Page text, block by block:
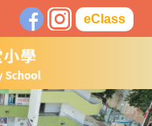
eClass